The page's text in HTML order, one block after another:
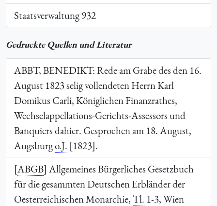
Staatsverwaltung 932
Gedruckte Quellen und Literatur
ABBT, BENEDIKT: Rede am Grabe des den 16.
August 1823 selig vollendeten Herrn Karl
Domikus Carli, Königlichen Finanzrathes,
Wechselappellations-Gerichts-Assessors und
Banquiers dahier. Gesprochen am 18. August,
Augsburgo.J. [1823].
[ABGB] Allgemeines Bürgerliches Gesetzbuch
für die gesammten Deutschen Erbländer der
Oesterreichischen Monarchie,Tl. 1-3, Wien